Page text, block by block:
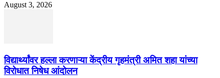
August 3, 2026
विद्यार्थ्यांवर हल्ला करणाऱ्या केंद्रीय गृहमंत्री अमित शहा यांच्या
विरोधात निषेध आंदोलन